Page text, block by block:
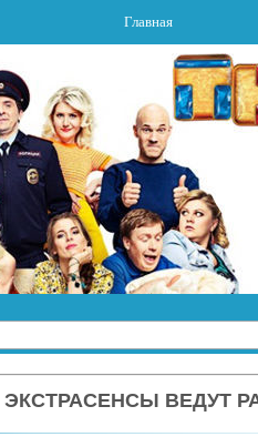
Главная
ЭКСТРАСЕНСЫ ВЕДУТ